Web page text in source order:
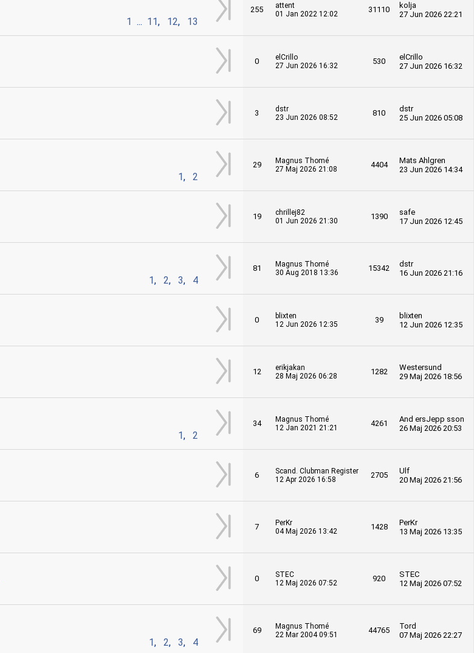
1 ... 11, 12, 13
255
attent
01 Jan 2022 12:02
31110
kolja
27 Jun 2026 22:21
0
elCrillo
27 Jun 2026 16:32
530
elCrillo
27 Jun 2026 16:32
3
dstr
23 Jun 2026 08:52
810
dstr
25 Jun 2026 05:08
1, 2
29
Magnus Thomé
27 Maj 2026 21:08
4404
Mats Ahlgren
23 Jun 2026 14:34
19
chrillej82
01 Jun 2026 21:30
1390
safe
17 Jun 2026 12:45
1, 2, 3, 4
81
Magnus Thomé
30 Aug 2018 13:36
15342
dstr
16 Jun 2026 21:16
0
blixten
12 Jun 2026 12:35
39
blixten
12 Jun 2026 12:35
12
erikjakan
28 Maj 2026 06:28
1282
Westersund
29 Maj 2026 18:56
1, 2
34
Magnus Thomé
12 Jan 2021 21:21
4261
And ersJepp sson
26 Maj 2026 20:53
6
Scand. Clubman Register
12 Apr 2026 16:58
2705
Ulf
20 Maj 2026 21:56
7
PerKr
04 Maj 2026 13:42
1428
PerKr
13 Maj 2026 13:35
0
STEC
12 Maj 2026 07:52
920
STEC
12 Maj 2026 07:52
1, 2, 3, 4
69
Magnus Thomé
22 Mar 2004 09:51
44765
Tord
07 Maj 2026 22:27